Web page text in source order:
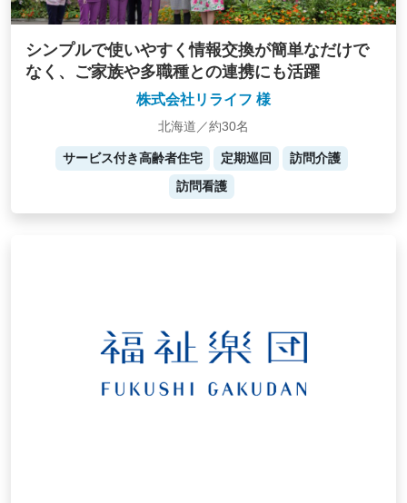
シンプルで使いやすく情報交換が簡単なだけで
なく、ご家族や多職種との連携にも活躍
株式会社リライフ 様
北海道／約30名
サービス付き高齢者住宅 定期巡回
訪問介護
訪問看護